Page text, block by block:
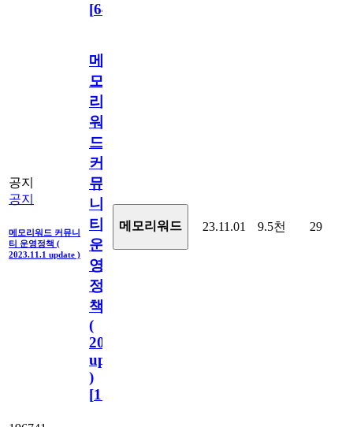
[64
공지
공지
메모리워드 커뮤니
티 운영정책 (
2023.11.1 update )
메
모
리
워
드
커
뮤
니
티
운
영
정
책
(
2023.11.1
update
)
[110
메모리워드 23.11.01 9.5천 29